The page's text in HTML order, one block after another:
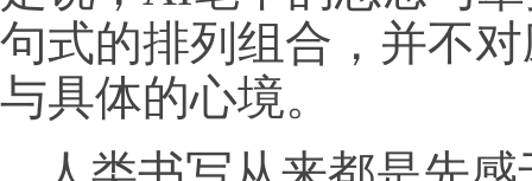
句式的排列组合，并不
与具体的心境。